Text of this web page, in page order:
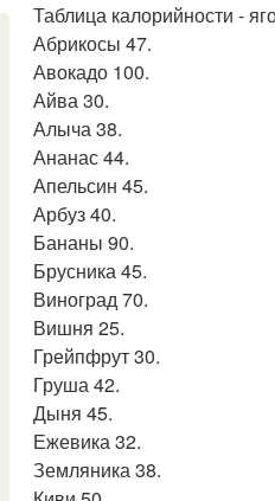
Таблица калорийности -
Абрикосы 47.
Авокадо 100.
Айва 30.
Алыча 38.
Ананас 44.
Апельсин 45.
Арбуз 40.
Бананы 90.
Брусника 45.
Виноград 70.
Вишня 25.
Грейпфрут 30.
Груша 42.
Дыня 45.
Ежевика 32.
Земляника 38.